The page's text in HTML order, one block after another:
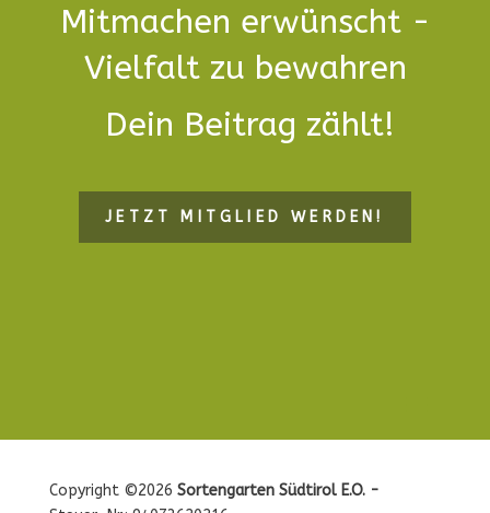
Mitmachen erwünscht -
Vielfalt zu bewahren
Dein Beitrag zählt!
JETZT MITGLIED WERDEN!
Copyright ©2026 Sortengarten Südtirol E.O. -